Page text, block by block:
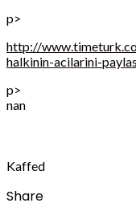
p>
http://
halkinin-acilarini-
p>
nan
Kaffed
Share